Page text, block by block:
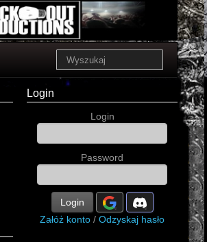
Login
Login
Password
Login
Załóż konto / Odzyskaj hasło